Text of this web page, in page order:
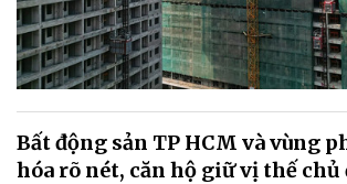
Bất động sản TP HCM và vùng
hóa rõ nét, căn hộ giữ vị thế chủ